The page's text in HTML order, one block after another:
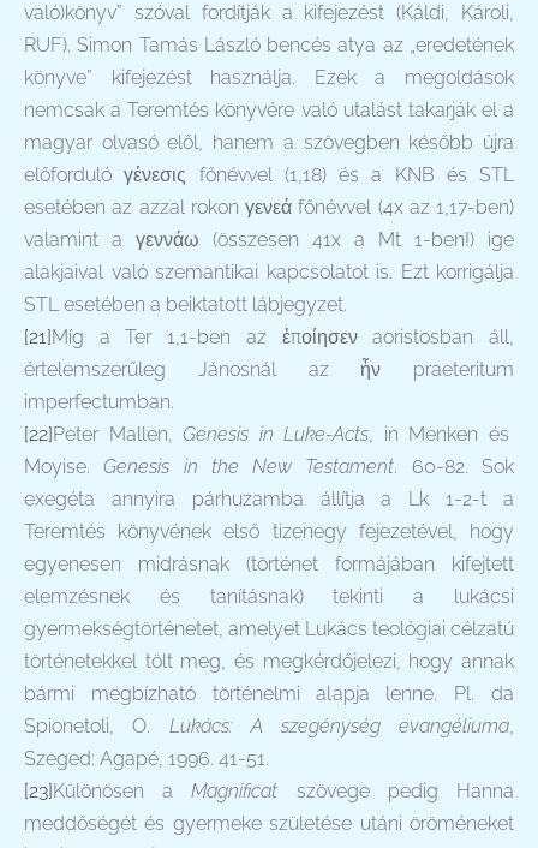
való)könyv” szóval fordítják a kifejezést (Káldi, Károli,
RUF). Simon Tamás László bencés atya az „eredetének
könyve” kifejezést használja. Ezek a megoldások
nemcsak a Teremtés könyvére való utalást takarják el a
magyar olvasó elől, hanem a szövegben később újra
előforduló γένεσις főnévvel (1,18) és a KNB és STL
esetében az azzal rokon γενεά főnévvel (4x az 1,17-ben)
valamint a γεννάω (összesen 41x a Mt 1-ben!) ige
alakjaival való szemantikai kapcsolatot is. Ezt korrigálja
STL esetében a beiktatott lábjegyzet.
[21] Míg a Ter 1,1-ben az ἐποίησεν aoristosban áll,
értelemszerűleg Jánosnál az ἦν praeteritum
imperfectumban.
[22] Peter Mallen,Genesis in Luke-Acts, in Menken és
Moyise.Genesis in the New Testament. 60-82. Sok
exegéta annyira párhuzamba állítja a Lk 1-2-t a
Teremtés könyvének első tizenegy fejezetével, hogy
egyenesen midrásnak (történet formájában kifejtett
elemzésnek és tanításnak) tekinti a lukácsi
gyermekségtörténetet, amelyet Lukács teológiai célzatú
történetekkel tölt meg, és megkérdőjelezi, hogy annak
bármi megbízható történelmi alapja lenne. Pl. da
Spionetoli, O. Lukács: A szegénység evangéliuma,
Szeged: Agapé, 1996. 41-51.
[23] Különösen aMagnificat szövege pedig Hanna
meddőségét és gyermeke születése utáni öröméneket